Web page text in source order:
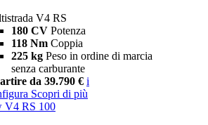
V4 RS
180 CV Potenza
118 Nm Coppia
225 kg Peso in ordine di marcia
senza carburante
da 39.790 € i
Scopri di più
V4 RS 100